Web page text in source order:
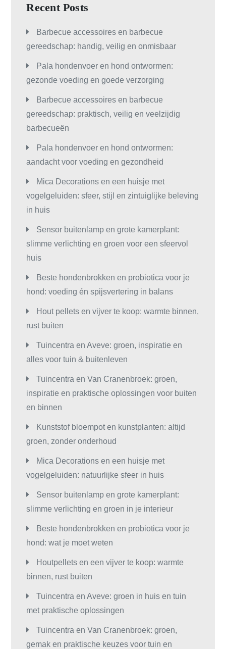
Recent Posts
Barbecue accessoires en barbecue
gereedschap: handig, veilig en onmisbaar
Pala hondenvoer en hond ontwormen:
gezonde voeding en goede verzorging
Barbecue accessoires en barbecue
gereedschap: praktisch, veilig en veelzijdig
barbecueën
Pala hondenvoer en hond ontwormen:
aandacht voor voeding en gezondheid
Mica Decorations en een huisje met
vogelgeluiden: sfeer, stijl en zintuiglijke beleving
in huis
Sensor buitenlamp en grote kamerplant:
slimme verlichting en groen voor een sfeervol
huis
Beste hondenbrokken en probiotica voor je
hond: voeding én spijsvertering in balans
Hout pellets en vijver te koop: warmte binnen,
rust buiten
Tuincentra en Aveve: groen, inspiratie en
alles voor tuin & buitenleven
Tuincentra en Van Cranenbroek: groen,
inspiratie en praktische oplossingen voor buiten
en binnen
Kunststof bloempot en kunstplanten: altijd
groen, zonder onderhoud
Mica Decorations en een huisje met
vogelgeluiden: natuurlijke sfeer in huis
Sensor buitenlamp en grote kamerplant:
slimme verlichting en groen in je interieur
Beste hondenbrokken en probiotica voor je
hond: wat je moet weten
Houtpellets en een vijver te koop: warmte
binnen, rust buiten
Tuincentra en Aveve: groen in huis en tuin
met praktische oplossingen
Tuincentra en Van Cranenbroek: groen,
gemak en praktische keuzes voor tuin en